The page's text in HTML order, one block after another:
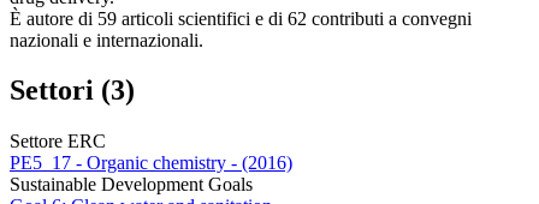
È autore di 59 articoli scientifici e di 62 contributi a convegni
nazionali e internazionali.
Settori (3)
Settore ERC
PE5_17 - Organic chemistry - (2016)
Sustainable Development Goals